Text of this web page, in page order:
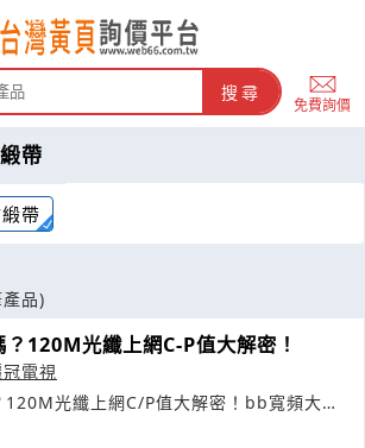
搜尋
免費詢價
帶
帶
品)
120M光纖上網C-P值大解密！
冠電視
120M光纖上網C/P值大解密！bb寬頻大流